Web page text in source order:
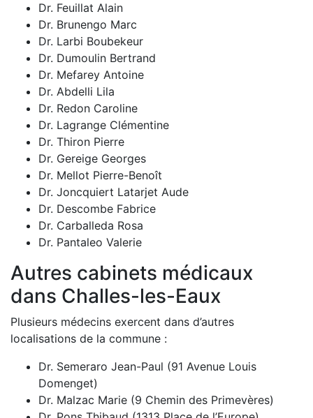
Dr. Feuillat Alain
Dr. Brunengo Marc
Dr. Larbi Boubekeur
Dr. Dumoulin Bertrand
Dr. Mefarey Antoine
Dr. Abdelli Lila
Dr. Redon Caroline
Dr. Lagrange Clémentine
Dr. Thiron Pierre
Dr. Gereige Georges
Dr. Mellot Pierre-Benoît
Dr. Joncquiert Latarjet Aude
Dr. Descombe Fabrice
Dr. Carballeda Rosa
Dr. Pantaleo Valerie
Autres cabinets médicaux
dans Challes-les-Eaux
Plusieurs médecins exercent dans d’autres
localisations de la commune :
Dr. Semeraro Jean-Paul (91 Avenue Louis
Domenget)
Dr. Malzac Marie (9 Chemin des Primevères)